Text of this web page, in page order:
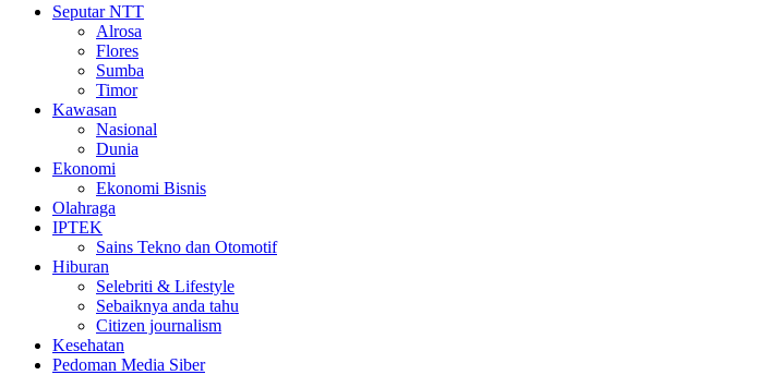
Seputar NTT
Alrosa
Flores
Sumba
Timor
Kawasan
Nasional
Dunia
Ekonomi
Ekonomi Bisnis
Olahraga
IPTEK
Sains Tekno dan Otomotif
Hiburan
Selebriti & Lifestyle
Sebaiknya anda tahu
Citizen journalism
Kesehatan
Pedoman Media Siber